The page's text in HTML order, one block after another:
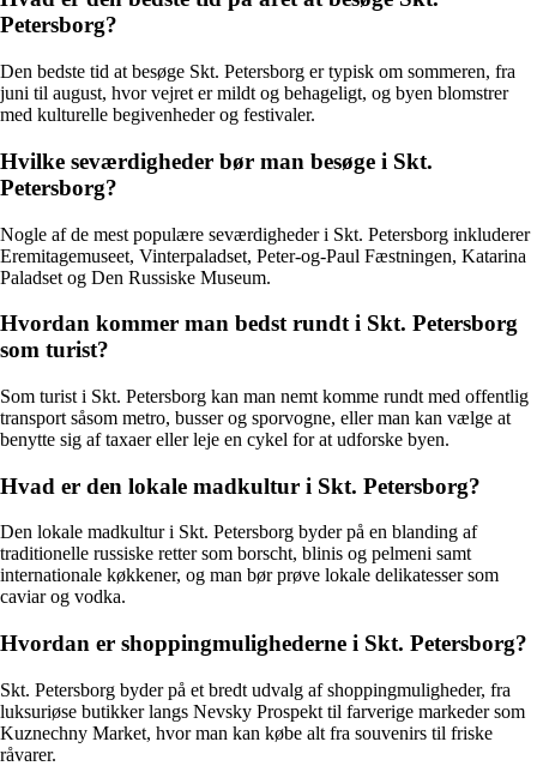
Petersborg?
Den bedste tid at besøge Skt. Petersborg er typisk om sommeren, fra
juni til august, hvor vejret er mildt og behageligt, og byen blomstrer
med kulturelle begivenheder og festivaler.
Hvilke seværdigheder bør man besøge i Skt.
Petersborg?
Nogle af de mest populære seværdigheder i Skt. Petersborg inkluderer
Eremitagemuseet, Vinterpaladset, Peter-og-Paul Fæstningen, Katarina
Paladset og Den Russiske Museum.
Hvordan kommer man bedst rundt i Skt. Petersborg
som turist?
Som turist i Skt. Petersborg kan man nemt komme rundt med offentlig
transport såsom metro, busser og sporvogne, eller man kan vælge at
benytte sig af taxaer eller leje en cykel for at udforske byen.
Hvad er den lokale madkultur i Skt. Petersborg?
Den lokale madkultur i Skt. Petersborg byder på en blanding af
traditionelle russiske retter som borscht, blinis og pelmeni samt
internationale køkkener, og man bør prøve lokale delikatesser som
caviar og vodka.
Hvordan er shoppingmulighederne i Skt. Petersborg?
Skt. Petersborg byder på et bredt udvalg af shoppingmuligheder, fra
luksuriøse butikker langs Nevsky Prospekt til farverige markeder som
Kuznechny Market, hvor man kan købe alt fra souvenirs til friske
råvarer.